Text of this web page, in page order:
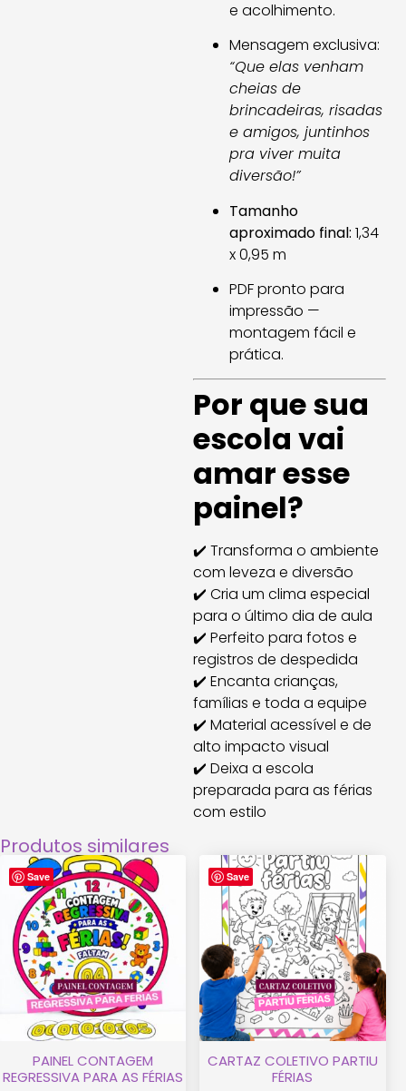
e acolhimento.
Mensagem exclusiva:
“Que elas venham
cheias de
brincadeiras, risadas
e amigos, juntinhos
pra viver muita
diversão!”
Tamanho
aproximado final: 1,34
x 0,95 m
PDF pronto para
impressão —
montagem fácil e
prática.
Por que sua
escola vai
amar esse
painel?
✔️ Transforma o ambiente
com leveza e diversão
✔️ Cria um clima especial
para o último dia de aula
✔️ Perfeito para fotos e
registros de despedida
✔️ Encanta crianças,
famílias e toda a equipe
✔️ Material acessível e de
alto impacto visual
✔️ Deixa a escola
preparada para as férias
com estilo
Produtos similares
Save
PAINEL CONTAGEM
REGRESSIVA PARA AS FÉRIAS
Save
CARTAZ COLETIVO PARTIU
FÉRIAS